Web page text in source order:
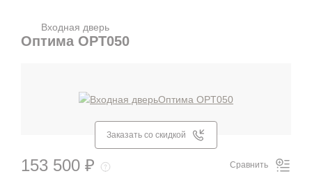
Входная дверь
Оптима OPT050
Заказать со скидкой
153 500 ₽ Сравнить